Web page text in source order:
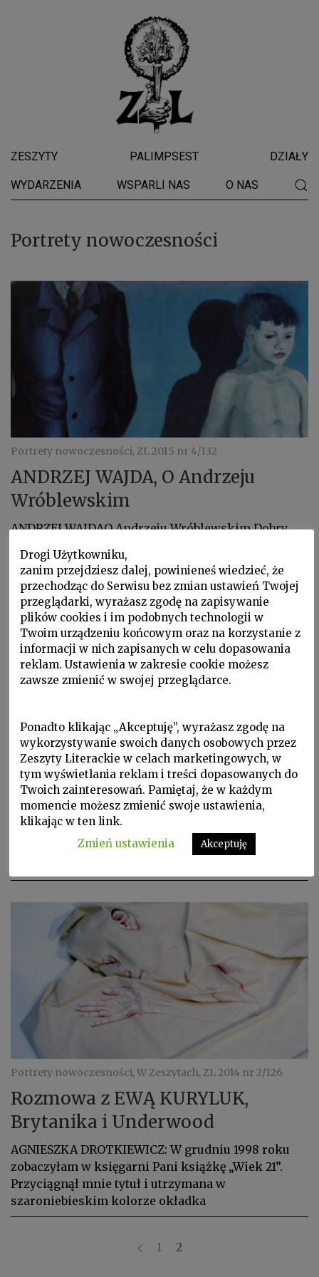
ZESZYTY PALIMPSEST DZIAŁY
WYDARZENIA WSPARLI NAS O NAS
Portrety nowoczesności
Portrety nowoczesności, ZL 2015 nr 4/132
ANDRZEJ WAJDA, O Andrzeju
Wróblewskim
ANDRZEJ WAJDAO Andrzeju Wróblewskim Dobry
Portrety nowoczesności, W Zeszytach, ZL 2015 nr 3/131
ROBERTO SALVADORI
Menilandia
Dominique i Jean poznali się i zakochali podczas
balu w pałacu wersalskim. Ona miała dwadzieścia
Portrety nowoczesności, W Zeszytach, ZL 2014 nr 2/126
Rozmowa z EWĄ KURYLUK,
Brytanika i Underwood
AGNIESZKA DROTKIEWICZ: W grudniu 1998 roku
zobaczyłam w księgarni Pani książkę „Wiek 21”.
Przyciągnął mnie tytuł i utrzymana w
szaroniebieskim kolorze okładka
1 2
Drogi Użytkowniku,
zanim przejdziesz dalej, powinieneś wiedzieć, że
przechodząc do Serwisu bez zmian ustawień Twojej
przeglądarki, wyrażasz zgodę na zapisywanie
plików cookies i im podobnych technologii w
Twoim urządzeniu końcowym oraz na korzystanie z
informacji w nich zapisanych w celu dopasowania
reklam. Ustawienia w zakresie cookie możesz
zawsze zmienić w swojej przeglądarce.
Ponadto klikając „Akceptuję”, wyrażasz zgodę na
wykorzystywanie swoich danych osobowych przez
Zeszyty Literackie w celach marketingowych, w
tym wyświetlania reklam i treści dopasowanych do
Twoich zainteresowań. Pamiętaj, że w każdym
momencie możesz zmienić swoje ustawienia,
klikając w ten link.
Zmień ustawienia
Akceptuję